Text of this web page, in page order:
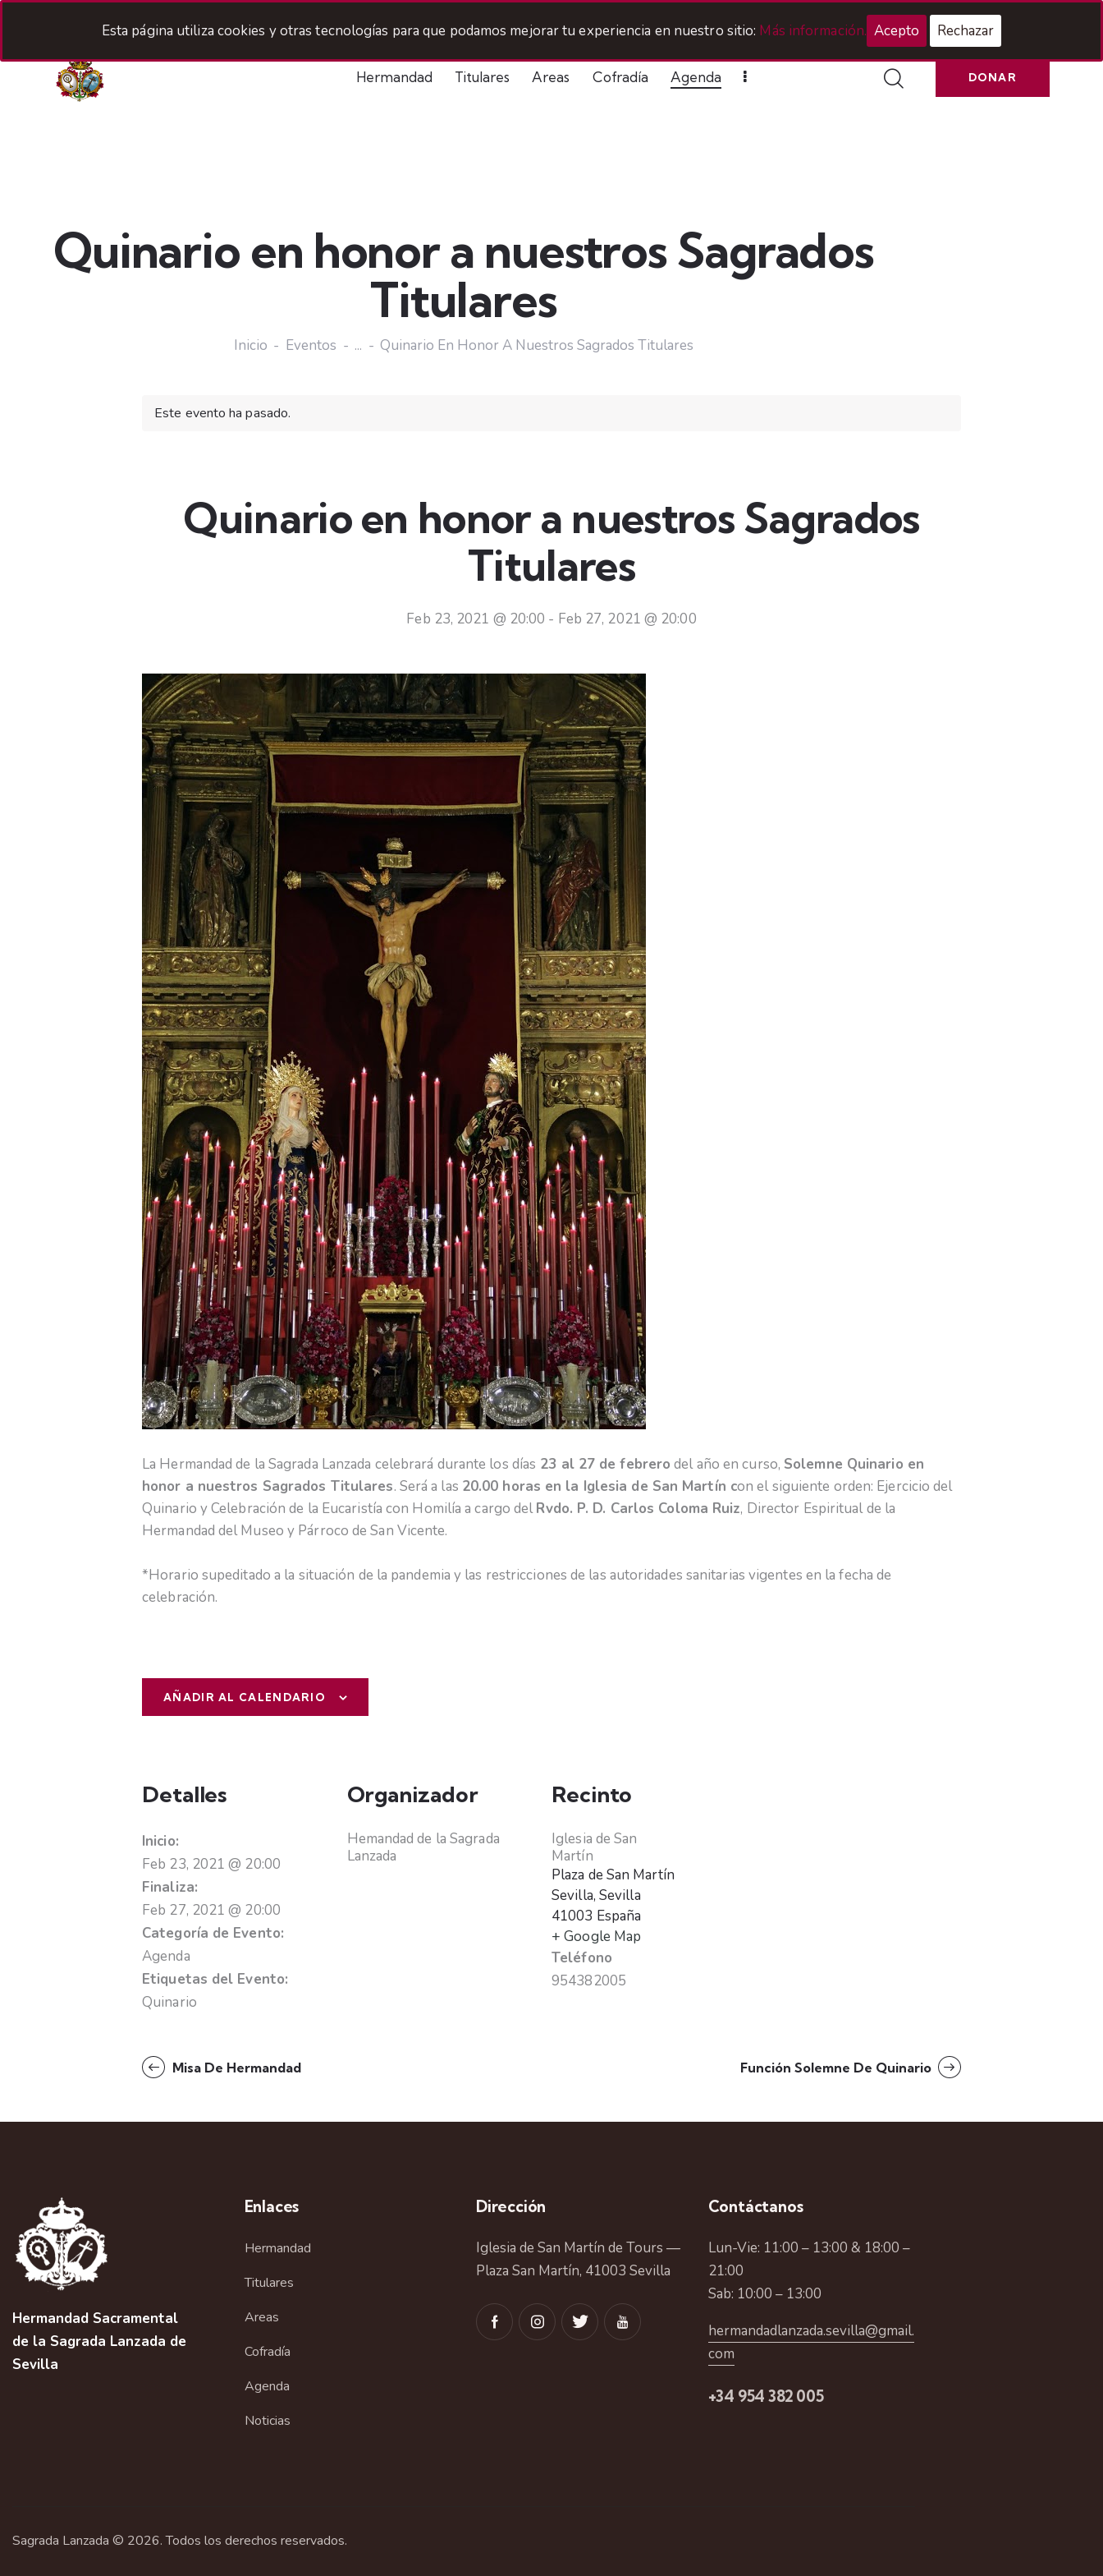
Acceso Hermanos
Hermandad Titulares Areas Cofradía Agenda DONAR
Quinario en honor a nuestros Sagrados
Titulares
Inicio Eventos ... Quinario En Honor A Nuestros Sagrados Titulares
Este evento ha pasado.
Quinario en honor a nuestros Sagrados
Titulares
Feb 23, 2021 @ 20:00 - Feb 27, 2021 @ 20:00
La Hermandad de la Sagrada Lanzada celebrará durante los días 23 al 27 de febrero del año en curso, Solemne Quinario en
honor a nuestros Sagrados Titulares. Será a las 20.00 horas en la Iglesia de San Martín con el siguiente orden: Ejercicio del
Quinario y Celebración de la Eucaristía con Homilía a cargo delRvdo. P. D. Carlos Coloma Ruiz, Director Espiritual de la
Hermandad del Museo y Párroco de San Vicente.
*Horario supeditado a la situación de la pandemia y las restricciones de las autoridades sanitarias vigentes en la fecha de
celebración.
AÑADIR AL CALENDARIO
Detalles
Inicio:
Feb 23, 2021 @ 20:00
Finaliza:
Feb 27, 2021 @ 20:00
Categoría de Evento:
Agenda
Etiquetas del Evento:
Quinario
Organizador
Hemandad de la Sagrada
Lanzada
Recinto
Iglesia de San
Martín
Plaza de San Martín
Sevilla, Sevilla
41003 España
+ Google Map
Teléfono
954382005
Misa De Hermandad Función Solemne De Quinario
Hermandad Sacramental
de la Sagrada Lanzada de
Sevilla
Enlaces
Hermandad
Titulares
Areas
Cofradía
Agenda
Noticias
Dirección
Iglesia de San Martín de Tours —
Plaza San Martín, 41003 Sevilla
Contáctanos
Lun-Vie: 11:00 – 13:00 & 18:00 –
21:00
Sab: 10:00 – 13:00
hermandadlanzada.sevilla@gmail.
com
+34 954 382 005
Sagrada Lanzada © 2026. Todos los derechos reservados.
Esta página utiliza cookies y otras tecnologías para que podamos mejorar tu experiencia en nuestro sitio: Más información. Acepto Rechazar